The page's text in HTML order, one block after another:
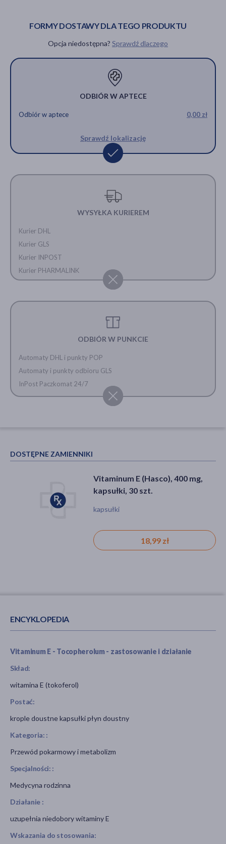
FORMY DOSTAWY DLA TEGO PRODUKTU
Opcja niedostępna? Sprawdź dlaczego
ODBIÓR W APTECE
Odbiór w aptece 0,00 zł
Sprawdź lokalizację
WYSYŁKA KURIEREM
Kurier DHL
Kurier GLS
Kurier INPOST
Kurier PHARMALINK
ODBIÓR W PUNKCIE
Automaty DHL i punkty POP
Automaty i punkty odbioru GLS
InPost Paczkomat 24/7
DOSTĘPNE ZAMIENNIKI
Vitaminum E (Hasco), 400 mg,
kapsułki, 30 szt.
kapsułki
18,99 zł
ENCYKLOPEDIA
Vitaminum E - Tocopherolum - zastosowanie i działanie
Skład:
witamina E (tokoferol)
Postać:
krople doustne kapsułki płyn doustny
Kategoria: :
Przewód pokarmowy i metabolizm
Specjalności: :
Medycyna rodzinna
Działanie :
uzupełnia niedobory witaminy E
Wskazania do stosowania: